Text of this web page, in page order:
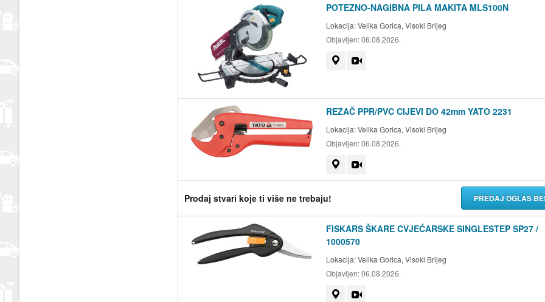
POTEZNO-NAGIBNA PILA MAKITA MLS100N
Lokacija:Velika Gorica, Visoki Brijeg
Objavljen:06.08.2026.
REZAČ PPR/PVC CIJEVI DO 42mm YATO 2231
Lokacija:Velika Gorica, Visoki Brijeg
Objavljen:06.08.2026.
Prodaj stvari koje ti više ne trebaju! PREDAJ OGLAS
FISKARS ŠKARE CVJEĆARSKE SINGLESTEP SP27 /
1000570
Lokacija:Velika Gorica, Visoki Brijeg
Objavljen:06.08.2026.